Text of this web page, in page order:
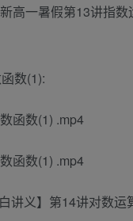
高一暑假第13讲指
数(1):
函数(1) .mp4
函数(1) .mp4
讲义】第14讲对数运